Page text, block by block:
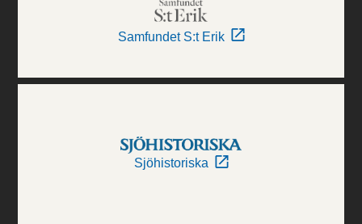
Samfundet S:t Erik
Sjöhistoriska